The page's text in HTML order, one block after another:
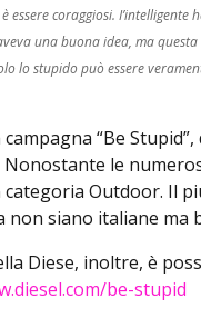
essere coraggiosi.
una buona idea, ma
lo stupido può essere
campagna “Be
Nonostante le
categoria Outdoor. Il
non siano italiane ma
Diese, inoltre, è
be-stupid